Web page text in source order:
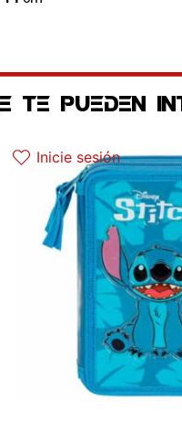
TE PUEDEN
Inicie sesión